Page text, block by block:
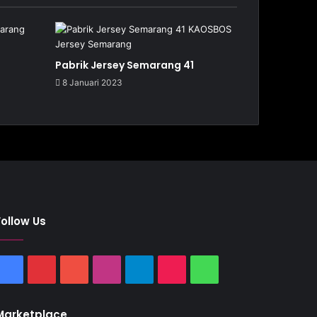
Pabrik Jersey Semarang 41
8 Januari 2023
Us